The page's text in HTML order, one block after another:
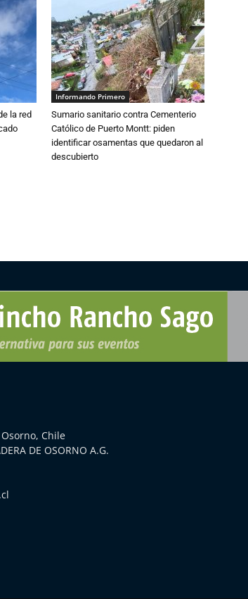
la red
Informando Primero
Sumario sanitario contra Cementerio
Católico de Puerto Montt: piden
identificar osamentas que quedaron al
descubierto
Chile
DE OSORNO A.G.